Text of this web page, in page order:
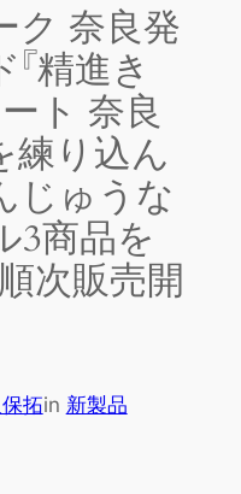
ク 奈良発
精進き
ト 奈良
練り込ん
じゅうな
3商品を
次販売開
拓in 新製品